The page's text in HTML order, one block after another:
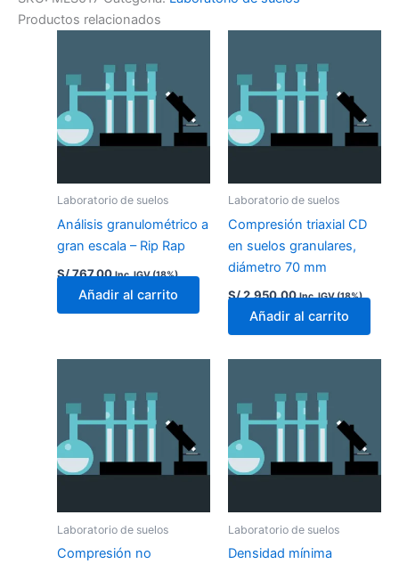
Productos relacionados
Laboratorio de suelos
Análisis granulométrico a
gran escala – Rip Rap
S/767.00 Inc. IGV (18%)
Añadir al carrito
Laboratorio de suelos
Compresión triaxial CD
en suelos granulares,
diámetro 70 mm
S/2,950.00 Inc. IGV (18%)
Añadir al carrito
Laboratorio de suelos
Compresión no
Laboratorio de suelos
Densidad mínima